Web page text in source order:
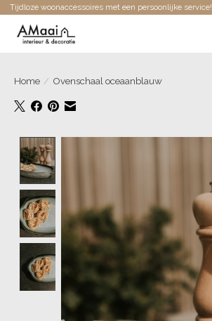
Tijdloze woonaccessoires met een persoonlijke service!
Home / Ovenschaal oceaanblauw